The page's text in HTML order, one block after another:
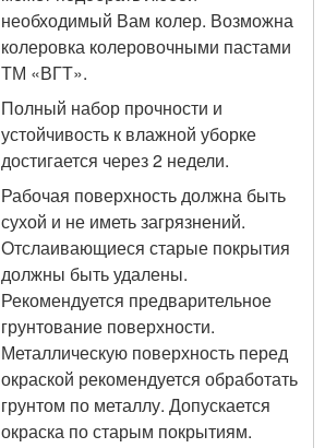
необходимый Вам колер. Возможна
колеровка колеровочными пастами
ТМ «ВГТ».
Полный набор прочности и
устойчивость к влажной уборке
достигается через 2 недели.
Рабочая поверхность должна быть
сухой и не иметь загрязнений.
Отслаивающиеся старые покрытия
должны быть удалены.
Рекомендуется предварительное
грунтование поверхности.
Металлическую поверхность перед
окраской рекомендуется обработать
грунтом по металлу. Допускается
окраска по старым покрытиям.